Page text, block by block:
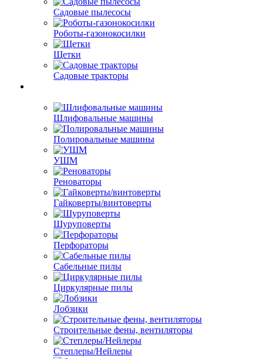
Садовые пылесосы
Роботы-газонокосилки
Щетки
Садовые тракторы
Шлифовальные машины
Полировальные машины
УШМ
Реноваторы
Гайковерты/винтоверты
Шуруповерты
Перфораторы
Сабельные пилы
Циркулярные пилы
Лобзики
Строительные фены, вентиляторы
Степлеры/Нейлеры